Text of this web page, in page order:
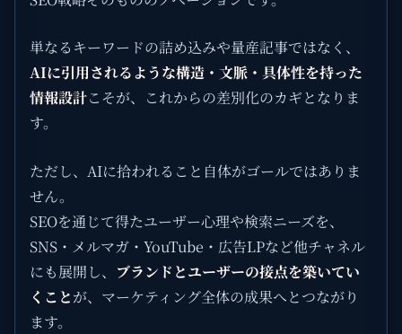
単なるキーワードの詰め込みや量産記事ではなく、
AIに引用されるような構造・文脈・具体性を持った
情報設計こそが、これからの差別化のカギとなりま
す。
ただし、AIに拾われること自体がゴールではありま
せん。
SEOを通じて得たユーザー心理や検索ニーズを、
SNS・メルマガ・YouTube・広告LPなど他チャネル
にも展開し、 ブランドとユーザーの接点を築いてい
くことが、マーケティング全体の成果へとつながり
ます。